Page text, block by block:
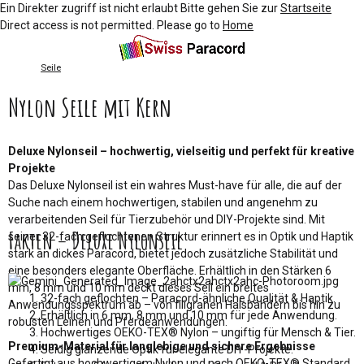
Ein Direkter zugriff ist nicht erlaubt Bitte gehen Sie zurStartseite
Direct access is not permitted. Please go to Home
Seile
Nylon Seile mit Kern
Deluxe Nylonseil – hochwertig, vielseitig und perfekt für kreative
Projekte
Das Deluxe Nylonseil ist ein wahres Must-have für alle, die auf der
Suche nach einem hochwertigen, stabilen und angenehm zu
verarbeitenden Seil für Tierzubehör und DIY-Projekte sind. Mit
seiner 32-fach geflochtenen Struktur erinnert es in Optik und Haptik
stark an dickes Paracord, bietet jedoch zusätzliche Stabilität und
eine besonders elegante Oberfläche. Erhältlich in den Stärken 6
mm, 8 mm und 10 mm deckt dieses Seil ein breites
Anwendungsspektrum ab – von filigranen Halsbändern bis hin zu
robusten Leinen und Pferdeanwendungen.
Premium-Material für langlebige und sichere Ergebnisse
Fakten – Deluxe Nylonseil
32-fach geflochten – Paracord-ähnliche Qualität & Haptik.
Erhältlich in 6 mm, 8 mm und 10 mm für jede Anwendung.
Hochwertiges OEKO-TEX® Nylon – ungiftig für Mensch & Tier.
Seidig glänzende Optik für elegante DIY-Projekte.